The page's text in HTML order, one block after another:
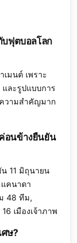
บฟุตบอลโลก
มนต์ เพราะ
ละรูปแบบการ
วามสำคัญมาก
อนข้างยืนยัน
11 มิถุนายน
คนาดา
48 ทีม,
เมืองเจ้าภาพ
ศษ?